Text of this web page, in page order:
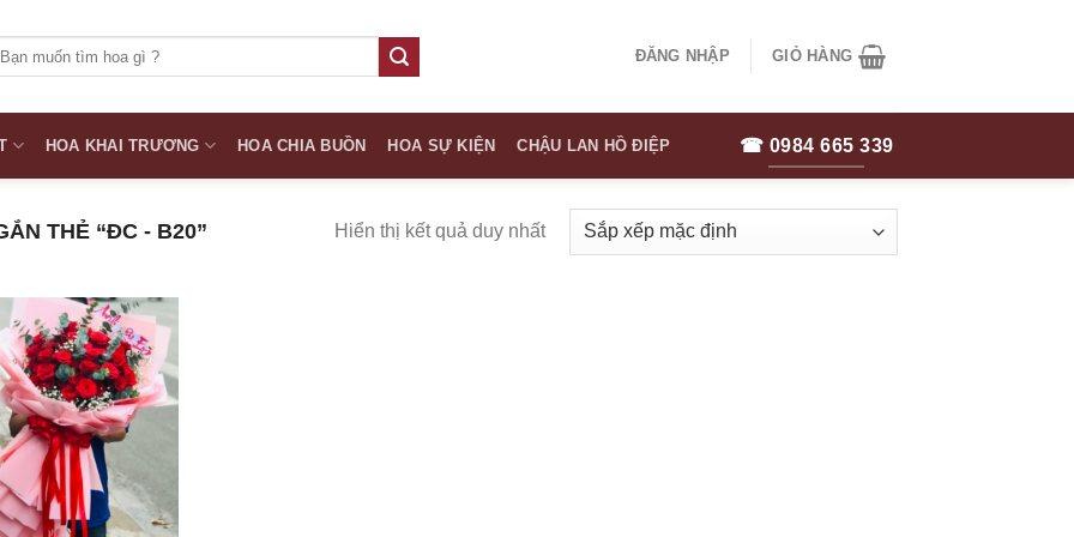
ĐĂNG NHẬP GIỎ HÀNG
HOA KHAI TRƯƠNG HOA CHIA BUỒN HOA SỰ KIỆN CHẬU LAN HỒ ĐIỆP ☎ 0984 665 339
THẺ “ĐC - B20” Hiển thị kết quả duy nhất